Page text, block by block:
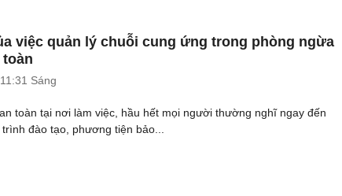
việc quản lý chuỗi cung ứng trong phòng ngừa
11:31 Sáng
toàn tại nơi làm việc, hầu hết mọi người thường nghĩ ngay đến
đào tạo, phương tiện bảo...